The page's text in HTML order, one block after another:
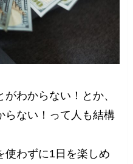
わからない！とか、
らない！って人も結構
使わずに1日を楽しめ